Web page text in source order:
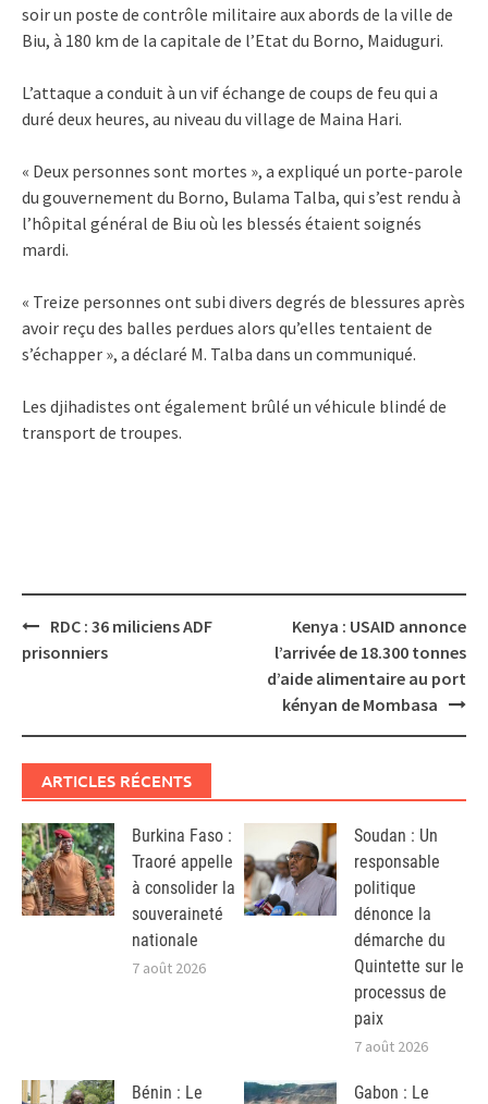
soir un poste de contrôle militaire aux abords de la ville de
Biu, à 180 km de la capitale de l’Etat du Borno, Maiduguri.
L’attaque a conduit à un vif échange de coups de feu qui a
duré deux heures, au niveau du village de Maina Hari.
« Deux personnes sont mortes », a expliqué un porte-parole
du gouvernement du Borno, Bulama Talba, qui s’est rendu à
l’hôpital général de Biu où les blessés étaient soignés
mardi.
« Treize personnes ont subi divers degrés de blessures après
avoir reçu des balles perdues alors qu’elles tentaient de
s’échapper », a déclaré M. Talba dans un communiqué.
Les djihadistes ont également brûlé un véhicule blindé de
transport de troupes.
Post
navigation
RDC : 36 miliciens ADF
prisonniers
Kenya : USAID annonce
l’arrivée de 18.300 tonnes
d’aide alimentaire au port
kényan de Mombasa
ARTICLES RÉCENTS
Burkina Faso :
Traoré appelle
à consolider la
souveraineté
nationale
7 août 2026
Soudan : Un
responsable
politique
dénonce la
démarche du
Quintette sur le
processus de
paix
7 août 2026
Bénin : Le
Gabon : Le